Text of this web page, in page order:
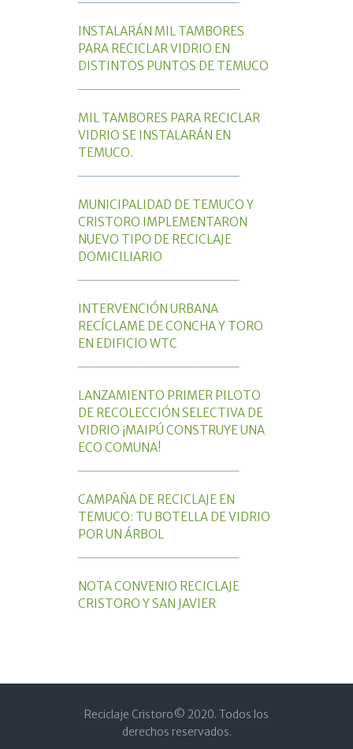
INSTALARÁN MIL TAMBORES
PARA RECICLAR VIDRIO EN
DISTINTOS PUNTOS DE TEMUCO
MIL TAMBORES PARA RECICLAR
VIDRIO SE INSTALARÁN EN
TEMUCO.
MUNICIPALIDAD DE TEMUCO Y
CRISTORO IMPLEMENTARON
NUEVO TIPO DE RECICLAJE
DOMICILIARIO
INTERVENCIÓN URBANA
RECÍCLAME DE CONCHA Y TORO
EN EDIFICIO WTC
LANZAMIENTO PRIMER PILOTO
DE RECOLECCIÓN SELECTIVA DE
VIDRIO ¡MAIPÚ CONSTRUYE UNA
ECO COMUNA!
CAMPAÑA DE RECICLAJE EN
TEMUCO: TU BOTELLA DE VIDRIO
POR UN ÁRBOL
NOTA CONVENIO RECICLAJE
CRISTORO Y SAN JAVIER
Reciclaje Cristoro© 2020. Todos los
derechos reservados.